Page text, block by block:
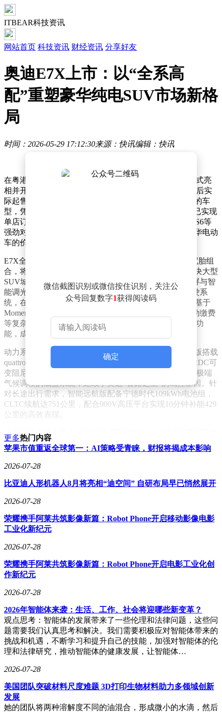
ITBEAR科技资讯
网站首页 科技资讯 财经资讯 分享好友
奥迪E7X上市：以“全系高
配”重塑豪华纯电SUV市场新格
局
时间：2026-05-29 17:12:30来源：快讯编辑：快讯
在粤港澳大湾区车展上，奥迪旗下全新纯电SUV E7X正式亮
相并开启销售，限时臻享价26.98万元起，叠加预售权益后实
际起售价可下探至25万元区间。这款定位30万元级市场的车
型，凭借“入门即高配”的配置策略引发关注，预售阶段已实现
单店订单破百的亮眼成绩。面对特斯拉Model Y、蔚来ES6等
强劲对手，奥迪试图通过全系标配核心科技配置重塑豪华电动
车的价值标准。
E7X全系搭载双向14°后轮转向系统，配合前255/后285宽胎组
合，将转弯半径控制在与中型轿车相当的水平，有效解决大型
SUV城市通勤的操控难题。21.4英寸QD Mini LED星空屏与智
能调光天幕成为全系标配，配合L2+级奥迪全景辅助驾驶系
统，在30万元以下纯电SUV中形成差异化优势。该系统基于
Momenta强化学习大模型开发，支持环岛通行、ETC自动缴费
等复杂场景，未来还将通过OTA升级实现L3级自动驾驶功
能，成为奥迪智驾技术本土化的重要里程碑。
动力系统提供单电机后驱与双电机四驱版本，其中四驱版搭载
quattro全时智能四驱系统，匹配大陆空气悬架与采埃孚CDC可
变阻尼减震，实现3.9秒破百的加速性能。经过中欧多地极端
气候调校的底盘系统，延续了奥迪“公路之王”的驾控基因。针
对长途出行需求，智能远航版配备宁德时代109kWh电池组，
CLTC续航达751公里，配合900V高压平台实现10分钟补能429
公里的高效表现。
产品矩阵中尤为引人注目的是四座旗舰版，该版本采用22英寸
运动轮毂与Brembo高性能卡钳，后排配备双零重力座椅与13
屏联动系统，智能星钻穹顶可呈现动态光影效果。这种将豪华
商务座舱与SUV形态结合的设计，在30-40万元价格区间开辟
区间，通过消除高低配差异降低消费者决策门槛，首任车主还
行业观察人士指出，E7X的上市折射出豪华品牌电动化战略的
缩选装空间；深化本土供应链合作，将Momenta智驾方案与宁
德时代电池纳入全球研发体系；在价格战中坚持差异化路线，
用四座旗舰版等创新形态维持品牌调性。但挑战同样存在，在
与安全性能证明其技术积淀，交付后的用户口碑将成为决定市
场地位的关键因素。
微信截图识别或微信按住识别，关注公
众号回复数字1获得阅读码
确定
更多热门内容
苹果市值重返全球第一：AI策略受青睐，财报将揭成本影响
2026-07-28
比亚迪人形机器人8月将亮相“迪空间” 自研布局早已悄然展开
2026-07-28
荣耀携手阿莱共筑影像新篇：Robot Phone开启移动影像电影
工业化新纪元
2026-07-28
荣耀携手阿莱共筑影像新篇：Robot Phone开启电影工业化创
作新纪元
2026-07-28
2026年智能体来袭：生活、工作、社会将迎哪些新变革？
观点思考：智能体的发展带来了一些伦理和法律问题，这些问
题需要我们认真思考和解决。我们需要积极应对智能体带来的
挑战和机遇，不断学习和提升自己的技能，加强对智能体的伦
理和法律研究，推动智能体的健康发展，让智能体…
2026-07-28
美国团队突破材料尺度难题 3D打印生物材料助力多领域创新
发展
她的团队将两种溶解度不同的油混合，形成微小的水滴，然后